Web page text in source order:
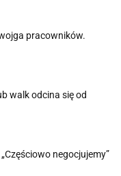
pracowników.
walk odcina się od
negocjujemy”